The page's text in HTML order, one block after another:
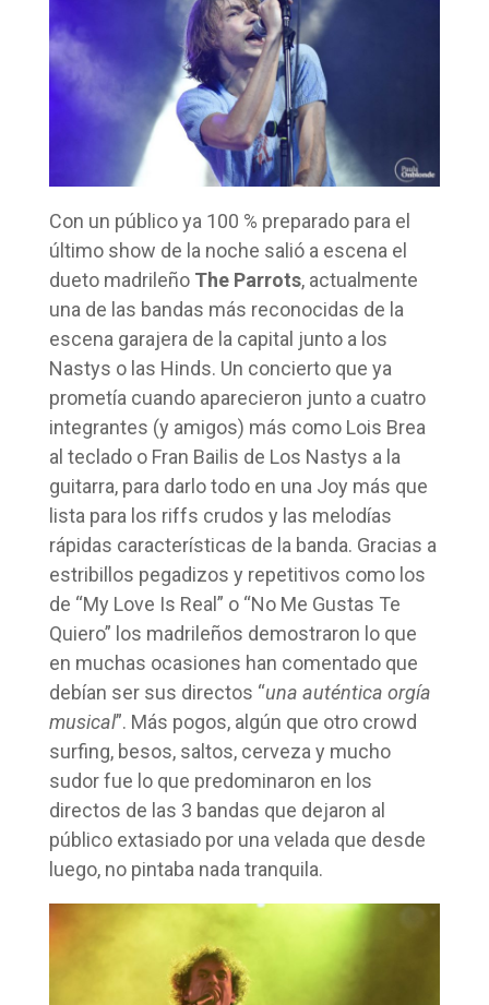
Con un público ya 100 % preparado para el
último show de la noche salió a escena el
dueto madrileño The Parrots, actualmente
una de las bandas más reconocidas de la
escena garajera de la capital junto a los
Nastys o las Hinds. Un concierto que ya
prometía cuando aparecieron junto a cuatro
integrantes (y amigos) más como Lois Brea
al teclado o Fran Bailis de Los Nastys a la
guitarra, para darlo todo en una Joy más que
lista para los riffs crudos y las melodías
rápidas características de la banda. Gracias a
estribillos pegadizos y repetitivos como los
de “My Love Is Real” o “No Me Gustas Te
Quiero” los madrileños demostraron lo que
en muchas ocasiones han comentado que
debían ser sus directos “una auténtica orgía
musical”. Más pogos, algún que otro crowd
surfing, besos, saltos, cerveza y mucho
sudor fue lo que predominaron en los
directos de las 3 bandas que dejaron al
público extasiado por una velada que desde
luego, no pintaba nada tranquila.